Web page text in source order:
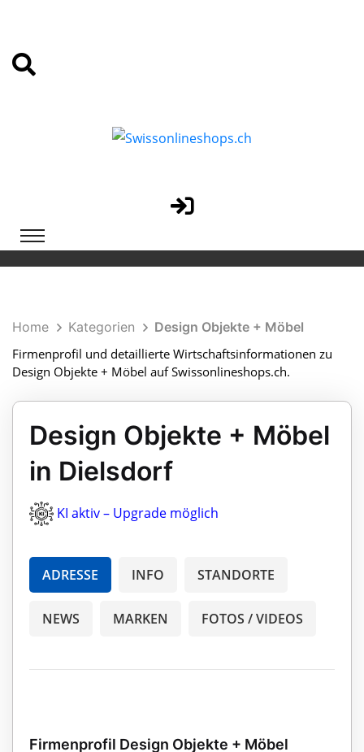
Home Kategorien
Design Objekte + Möbel
Firmenprofil und detaillierte Wirtschaftsinformationen zu
Design Objekte + Möbel auf Swissonlineshops.ch.
Design Objekte + Möbel
in Dielsdorf
KI aktiv – Upgrade möglich
ADRESSE INFO STANDORTE
NEWS MARKEN FOTOS / VIDEOS
Firmenprofil Design Objekte + Möbel